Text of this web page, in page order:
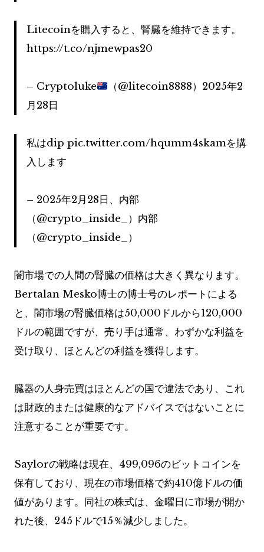
Litecoinを購入すると、腎臓を維持できます。
https://t.co/njmewpas20
– Cryptoluke
（@litecoin8888）2025年2
月28日
私はdip pic.twitter.com/hqumm4skamを購
入します
– 2025年2月28日、内部
（@crypto_inside_）内部
（@crypto_inside_）
闇市場での人間の腎臓の価格は大きく異なります。
Bertalan Mesko博士の博士号のレポートによる
と、闇市場の腎臓価格は50,000ドルから120,000
ドルの範囲ですが、売り手は通常、わずかな利益を
受け取り、ほとんどの利益を獲得します。
臓器の人身売買はほとんどの国で違法であり、これ
は財政的または健康的なアドバイスではないことに
注意することが重要です。
Saylorの戦略は現在、499,096のビットコインを
保有しており、現在の市場価格で約410億ドルの価
値があります。同社の株式は、金曜日に市場が開か
れた後、245ドルで15％減少しました。